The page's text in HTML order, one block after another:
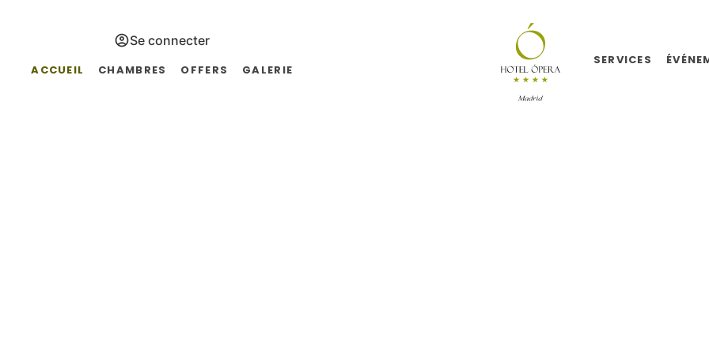
Se connecter
ACCUEIL CHAMBRES OFFERS GALERIE
SERVICES